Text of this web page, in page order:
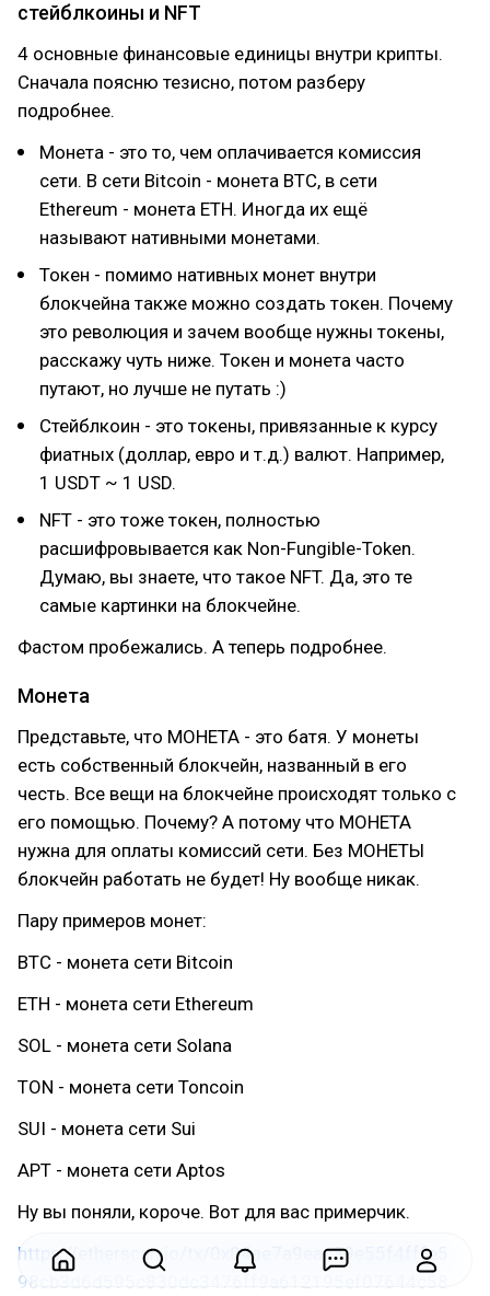
стейблкоины и NFT
4 основные финансовые единицы внутри крипты.
Сначала поясню тезисно, потом разберу
подробнее.
Монета - это то, чем оплачивается комиссия
сети. В сети Bitcoin - монета BTC, в сети
Ethereum - монета ETH. Иногда их ещё
называют нативными монетами.
Токен - помимо нативных монет внутри
блокчейна также можно создать токен. Почему
это революция и зачем вообще нужны токены,
расскажу чуть ниже. Токен и монета часто
путают, но лучше не путать :)
Стейблкоин - это токены, привязанные к курсу
фиатных (доллар, евро и т.д.) валют. Например,
1 USDT ~ 1 USD.
NFT - это тоже токен, полностью
расшифровывается как Non-Fungible-Token.
Думаю, вы знаете, что такое NFT. Да, это те
самые картинки на блокчейне.
Фастом пробежались. А теперь подробнее.
Монета
Представьте, что МОНЕТА - это батя. У монеты
есть собственный блокчейн, названный в его
честь. Все вещи на блокчейне происходят только с
его помощью. Почему? А потому что МОНЕТА
нужна для оплаты комиссий сети. Без МОНЕТЫ
блокчейн работать не будет! Ну вообще никак.
Пару примеров монет:
BTC - монета сети Bitcoin
ETH - монета сети Ethereum
SOL - монета сети Solana
TON - монета сети Toncoin
SUI - монета сети Sui
APT - монета сети Aptos
Ну вы поняли, короче. Вот для вас примерчик.
https://etherscan.io/tx/0x04ae7a9eac39e55f4fffe5
98cb3d6d595c830dc3476ff9a612195ef07644c58